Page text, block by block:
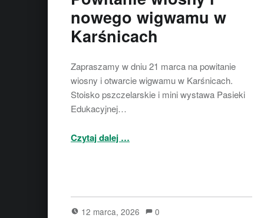
nowego wigwamu w
Karśnicach
Zapraszamy w dniu 21 marca na powitanie
wiosny i otwarcie wigwamu w Karśnicach.
Stoisko pszczelarskie i mini wystawa Pasieki
Edukacyjnej…
Czytaj dalej …
12 marca, 2026 0